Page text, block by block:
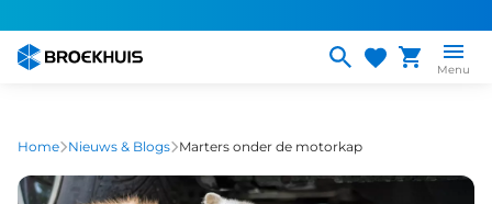
naar
gaan
Menu
Home Nieuws & Blogs Marters onder de motorkap